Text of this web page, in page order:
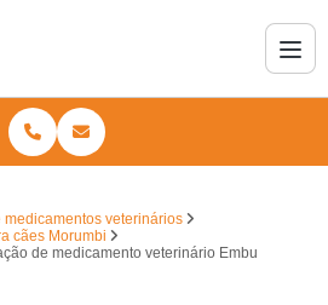
medicamentos veterinários
cães Morumbi
de medicamento veterinário Embu